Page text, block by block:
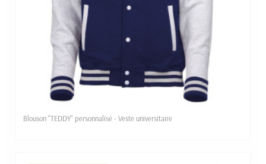
Blouson "TEDDY" personnalisé - Veste universitaire